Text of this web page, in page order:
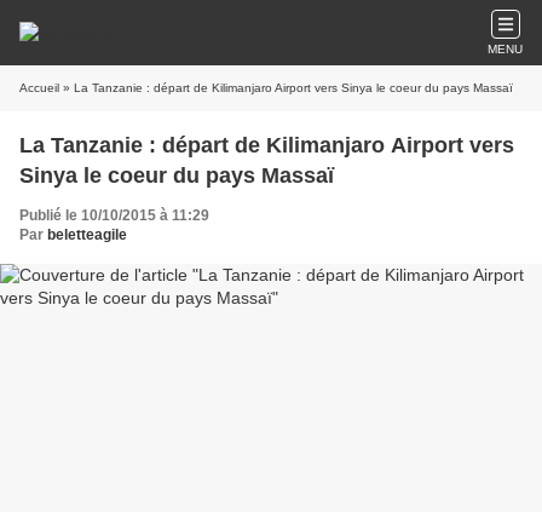
MENU
Accueil » La Tanzanie : départ de Kilimanjaro Airport vers Sinya le coeur du pays Massaï
La Tanzanie : départ de Kilimanjaro Airport vers
Sinya le coeur du pays Massaï
Publié le 10/10/2015 à 11:29
Par beletteagile